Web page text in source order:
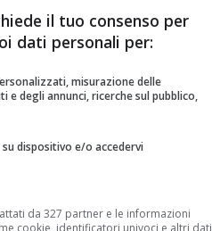
poi accadrà. Solo non
da vicino”.
il tuo consenso per
dati personali per:
misurazione delle
e degli annunci, ricerche sul pubblico,
dispositivo e/o accedervi
da 327 partner e le informazioni
cookie, identificatori univoci e altri dati